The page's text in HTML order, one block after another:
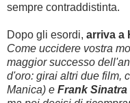
sempre contraddistinta.
Dopo gli esordi, arriva a
Come uccidere vostra
maggior successo
d'oro: girai altri due film,
Manica) e Frank Sinatra